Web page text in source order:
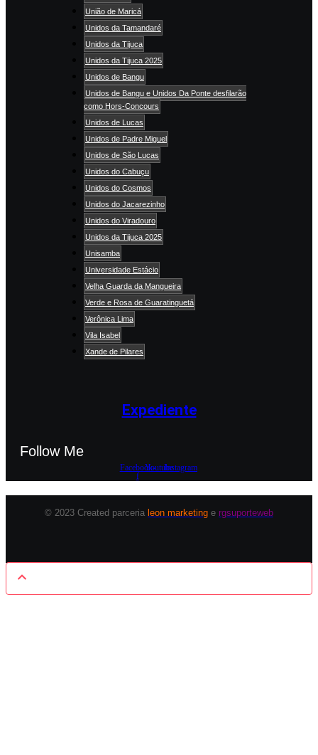
União de Maricá
Unidos da Tamandaré
Unidos da Tijuca
Unidos da Tijuca 2025
Unidos de Bangu
Unidos de Bangu e Unidos Da Ponte desfilarão
como Hors-Concours
Unidos de Lucas
Unidos de Padre Miguel
Unidos de São Lucas
Unidos do Cabuçu
Unidos do Cosmos
Unidos do Jacarezinho
Unidos do Viradouro
Unidos da Tijuca 2025
Unisamba
Universidade Estácio
Velha Guarda da Mangueira
Verde e Rosa de Guaratinguetá
Verônica Lima
Vila Isabel
Xande de Pilares
Expediente
Follow Me
Facebook-
f
YoutubeInstagram
© 2023 Created parceria leon marketing e rgsuporteweb